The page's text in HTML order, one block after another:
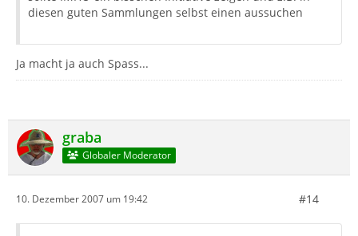
diesen guten Sammlungen selbst einen aussuchen
Ja macht ja auch Spass...
graba
Globaler Moderator
10. Dezember 2007 um 19:42 #14